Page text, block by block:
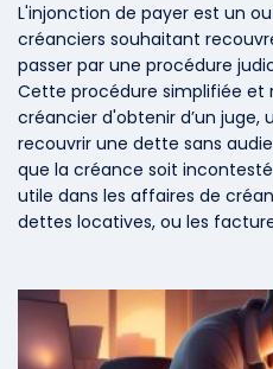
L'injonction de payer est un
créanciers souhaitant
passer par une procédure
Cette procédure simplifiée et
créancier d'obtenir d’un
recouvrir une dette sans
que la créance soit
utile dans les affaires de
dettes locatives, ou les